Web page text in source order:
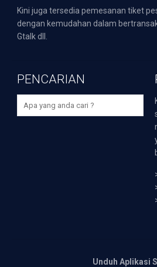
Kini juga tersedia pemesanan tiket
dengan kemudahan dalam
Gtalk dll.
PENCARIAN
Unduh Aplikasi